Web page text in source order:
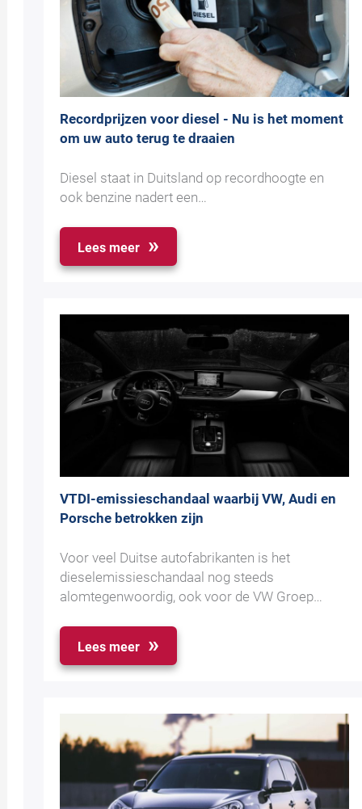
Recordprijzen voor diesel - Nu is het moment
om uw auto terug te draaien
Diesel staat in Duitsland op recordhoogte en
ook benzine nadert een…
Lees meer
VTDI-emissieschandaal waarbij VW, Audi en
Porsche betrokken zijn
Voor veel Duitse autofabrikanten is het
dieselemissieschandaal nog steeds
alomtegenwoordig, ook voor de VW Groep…
Lees meer